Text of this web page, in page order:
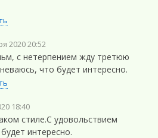
2020 20:52
с нетерпением жду третюю
что будет интересно.
18:40
стиле.С удовольствием
интересно.